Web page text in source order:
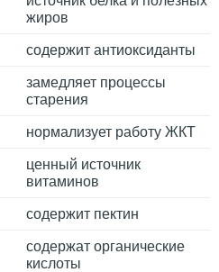
жиров
содержит антиоксиданты
замедляет процессы
старения
нормализует работу ЖКТ
ценный источник
витаминов
содержит пектин
содержат органические
кислоты